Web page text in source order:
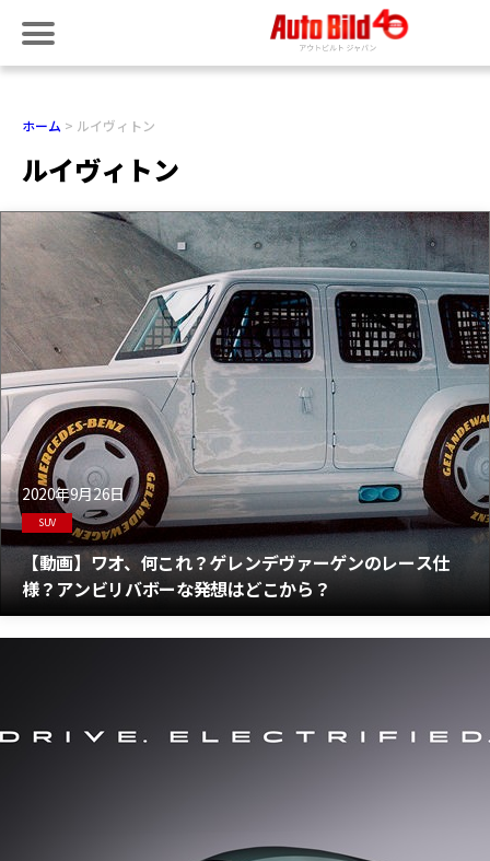
ホーム ルイヴィトン
ルイヴィトン
2020年9月26日
SUV
【動画】ワオ、何これ？ゲレンデヴァーゲンのレース仕
様？アンビリバボーな発想はどこから？